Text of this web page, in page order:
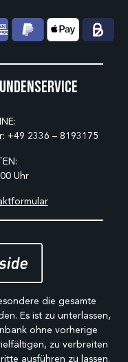
+49 2336 – 8193175
Uhr
die gesamte
Es ist zu unterlassen,
ohne vorherige
zu verbreiten
ausführen zu lassen.